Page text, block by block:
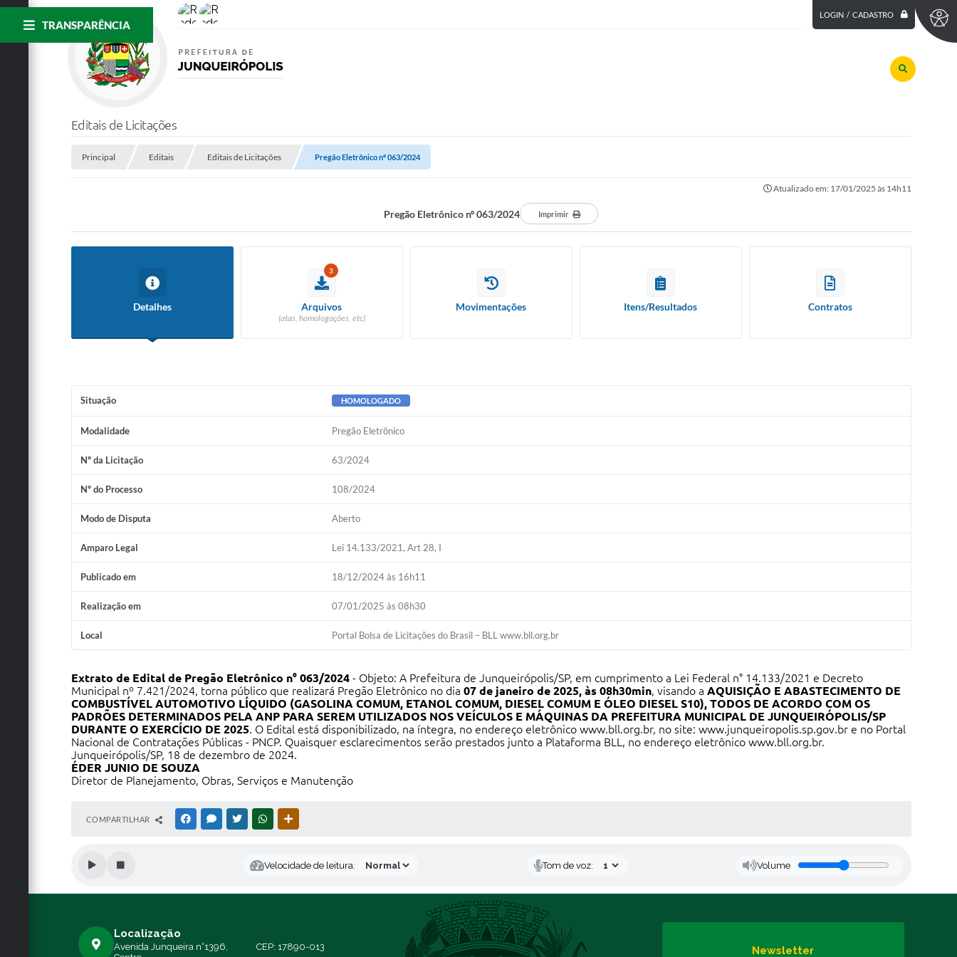
LOGIN / CADASTRO
TRANSPARÊNCIA
Editais de Licitações
Principal Editais Editais de Licitações Pregão Eletrônico nº 063/2024
Atualizado em: 17/01/2025 às 14h11
Pregão Eletrônico nº 063/2024 Imprimir
Detalhes
3
Arquivos
(atas, homologações, etc)
Movimentações Itens/Resultados Contratos
Situação HOMOLOGADO
Modalidade Pregão Eletrônico
Nº da Licitação 63/2024
Nº do Processo 108/2024
Modo de Disputa Aberto
Amparo Legal Lei 14.133/2021, Art 28, I
Publicado em 18/12/2024 às 16h11
Realização em 07/01/2025 às 08h30
Local Portal Bolsa de Licitações do Brasil – BLL www.bll.org.br
Extrato de Edital de Pregão Eletrônico n° 063/2024- Objeto: A Prefeitura de Junqueirópolis/SP, em cumprimento a Lei Federal n° 14.133/2021 e Decreto
Municipal nº 7.421/2024, torna público que realizará Pregão Eletrônico no dia 07 de janeiro de 2025, às 08h30min, visando a AQUISIÇÃO E ABASTECIMENTO DE
COMBUSTÍVEL AUTOMOTIVO LÍQUIDO (GASOLINA COMUM, ETANOL COMUM, DIESEL COMUM E ÓLEO DIESEL S10), TODOS DE ACORDO COM OS
PADRÕES DETERMINADOS PELA ANP PARA SEREM UTILIZADOS NOS VEÍCULOS E MÁQUINAS DA PREFEITURA MUNICIPAL DE JUNQUEIRÓPOLIS/SP
DURANTE O EXERCÍCIO DE 2025. O Edital está disponibilizado, na íntegra, no endereço eletrônico www.bll.org.br, no site: www.junqueiropolis.sp.gov.bre no Portal
Nacional de Contratações Públicas - PNCP. Quaisquer esclarecimentos serão prestados junto a Plataforma BLL, no endereço eletrônico www.bll.org.br.
Junqueirópolis/SP, 18 de dezembro de 2024.
ÉDER JUNIO DE SOUZA
Diretor de Planejamento, Obras, Serviços e Manutenção
COMPARTILHAR FACEBOOKMESSENGER
TWITTERWHATSAPP
Velocidade de leitura: Tom de voz: Volume
Localização
Avenida Junqueira n°1396,
CEP: 17890-013 Newsletter